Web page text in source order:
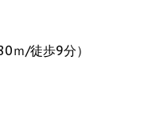
ｍ/徒歩9分）